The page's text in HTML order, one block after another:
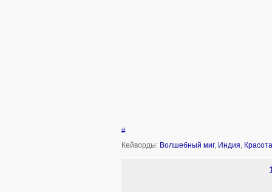
#
Кейворды: Волшебный миг, Индия Красота